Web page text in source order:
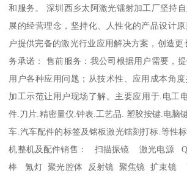
和服务。 深圳西乡太阿激光镭射加工厂坚持
展的经营理念，坚持化、人性化的产品设计
户提供完备的激光行业应用解决方案，创造
务承诺： 售前服务：我公司根据用户需要，
用户各种应用问题；从技术性、应用成本角
加工示范让用户现场了解。主要应用于.电工
件.刀片.精密量仪.钟表.工艺品. 塑胶按键.电脑
车.汽车配件的标签及铭板激光镭刻打标.等性
机整机及配件销售： 扫描振镜 激光电源
棒 氪灯 聚光腔体 反射镜 聚焦镜 扩束镜